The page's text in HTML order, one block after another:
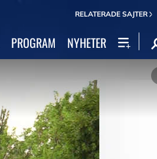
RELATERADE SAJTER
PROGRAM NYHETER